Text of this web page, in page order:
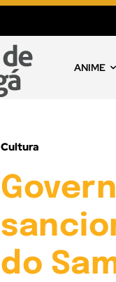
ANIME
Cultura
do